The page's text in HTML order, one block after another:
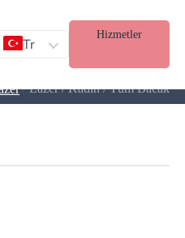
Tr
Hizmetler
/ Lazer / Kadın / Tüm Bacak